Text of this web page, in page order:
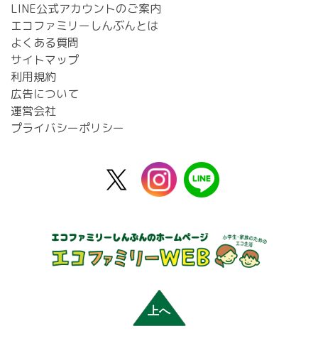
LINE公式アカウントのご案内
エコファミリーしんぶんとは
よくある質問
サイトマップ
利用規約
広告について
運営会社
プライバシーポリシー
instagram
上へ